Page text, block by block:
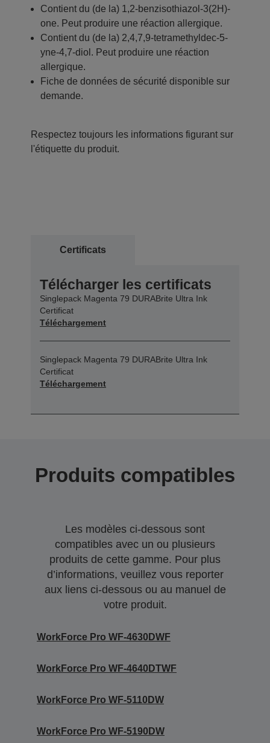
Contient du (de la) 1,2-benzisothiazol-3(2H)-
one. Peut produire une réaction allergique.
Contient du (de la) 2,4,7,9-tetramethyldec-5-
yne-4,7-diol. Peut produire une réaction
allergique.
Fiche de données de sécurité disponible sur
demande.
Respectez toujours les informations figurant sur
l'étiquette du produit.
Certificats
Télécharger les certificats
Singlepack Magenta 79 DURABrite Ultra Ink
Certificat
Téléchargement
Singlepack Magenta 79 DURABrite Ultra Ink
Certificat
Téléchargement
Produits compatibles
Les modèles ci-dessous sont
compatibles avec un ou plusieurs
produits de cette gamme. Pour plus
d’informations, veuillez vous reporter
aux liens ci-dessous ou au manuel de
votre produit.
WorkForce Pro WF-4630DWF
WorkForce Pro WF-4640DTWF
WorkForce Pro WF-5110DW
WorkForce Pro WF-5190DW